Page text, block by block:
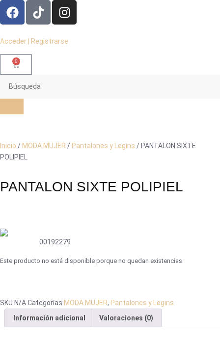
Acceder | Registrarse
0
Inicio / MODA MUJER / Pantalones y Legins / PANTALON SIXTE
POLIPIEL
PANTALON SIXTE POLIPIEL
00192279
Este producto no está disponible porque no quedan existencias.
SKU N/ACategorías MODA MUJER, Pantalones y Legins
Información adicional
Valoraciones (0)